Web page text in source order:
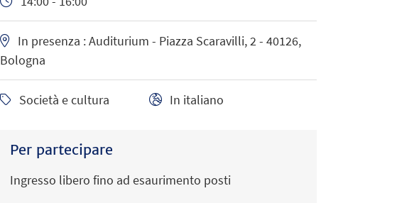
In presenza :Auditurium - Piazza Scaravilli, 2 - 40126,
Bologna
Società e cultura In italiano
Per partecipare
Ingresso libero fino ad esaurimento posti